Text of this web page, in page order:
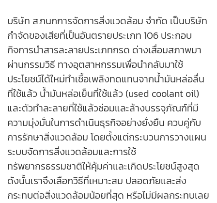
บริษัท ส.กนกการจัดการสิ่งแวดล้อม จำกัด เป็นบริษัท
กำจัดของเสียที่เป็นอันตรายประเภท 106 ประกอบ
กิจการนำสารละลายประเภทกรด ด่างเสื่อมสภาพมา
ผ่านกรรมวิธี ทางอุตสาหกรรมเพื่อนำกลับมาใช้
ประโยชน์ได้ใหม่ทำเชื้อเพลิงทดแทนจากน้ำมันหล่อลื่น
ที่ใช้แล้ว น้ำมันหล่อเย็นที่ใช้แล้ว (used coolant oil)
และตัวทำละลายที่ใช้แล้วซ่อมและล้างบรรจุภัณฑ์ที่มี
ความมุ่งมั่นในการดำเนินธุรกิจอย่างยั่งยืน ควบคู่กับ
การรักษาสิ่งแวดล้อม โดยตั้งแต่กระบวนการวางแผน
ระบบจัดการสิ่งแวดล้อมและการใช้
ทรัพยากรธรรมชาติให้คุ้มค่าและเกิดประโยชน์สูงสุด
ดังนั้นเราจึงเลือกวิธีที่เหมาะสม ปลอดภัยและส่ง
กระทบต่อสิ่งแวดล้อมน้อยที่สุด หรือไม่มีผลกระทบเลย